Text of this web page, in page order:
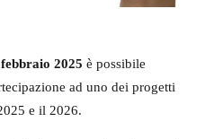
2025 è possibile
ad uno dei progetti
e il 2026.